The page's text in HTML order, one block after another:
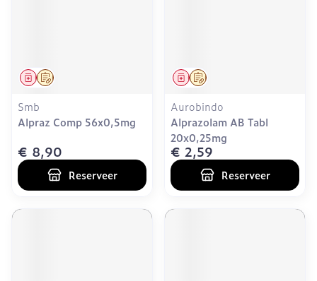
Op voorschrift
Geneesmiddel
Smb
Alpraz Comp 56x0,5mg
€ 8,90
Reserveer
Op voorschrift
Geneesmiddel
Aurobindo
Alprazolam AB Tabl
20x0,25mg
€ 2,59
Reserveer